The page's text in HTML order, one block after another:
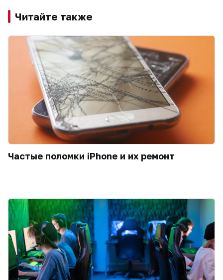
Читайте также
Частые поломки iPhone и их ремонт